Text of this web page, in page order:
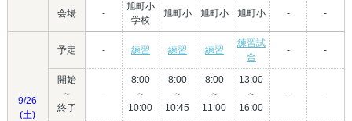
会場 -
旭町小
学校
旭町小 旭町小 旭町小 - -
9/26
(土)
予定 - 練習 練習 練習
練習試
合
- -
開始
～
終了
-
8:00
～
10:00
8:00
～
10:45
8:00
～
11:00
13:00
～
16:00
- -